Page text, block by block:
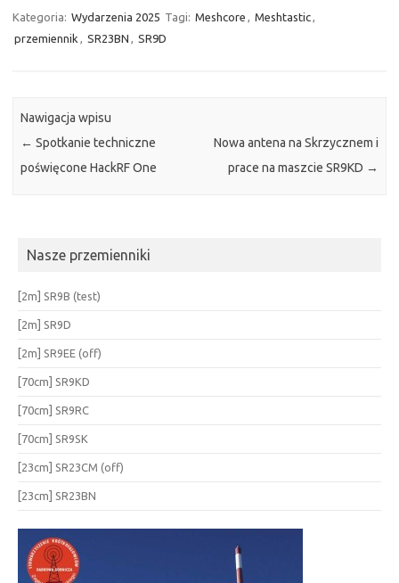
Kategoria: Wydarzenia 2025 Tagi: Meshcore , Meshtastic,
przemiennik , SR23BN , SR9D
Nawigacja wpisu
← Spotkanie techniczne
poświęcone HackRF One
Nowa antena na Skrzycznem i
prace na maszcie SR9KD →
Nasze przemienniki
[2m] SR9B (test)
[2m] SR9D
[2m] SR9EE (off)
[70cm] SR9KD
[70cm] SR9RC
[70cm] SR9SK
[23cm] SR23CM (off)
[23cm] SR23BN